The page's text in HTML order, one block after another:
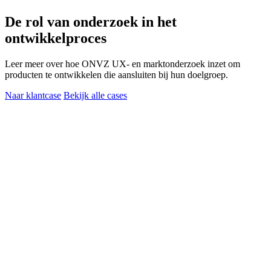
De rol van onderzoek in het
ontwikkelproces
Leer meer over hoe ONVZ UX- en marktonderzoek inzet om
producten te ontwikkelen die aansluiten bij hun doelgroep.
Naar klantcase Bekijk alle cases